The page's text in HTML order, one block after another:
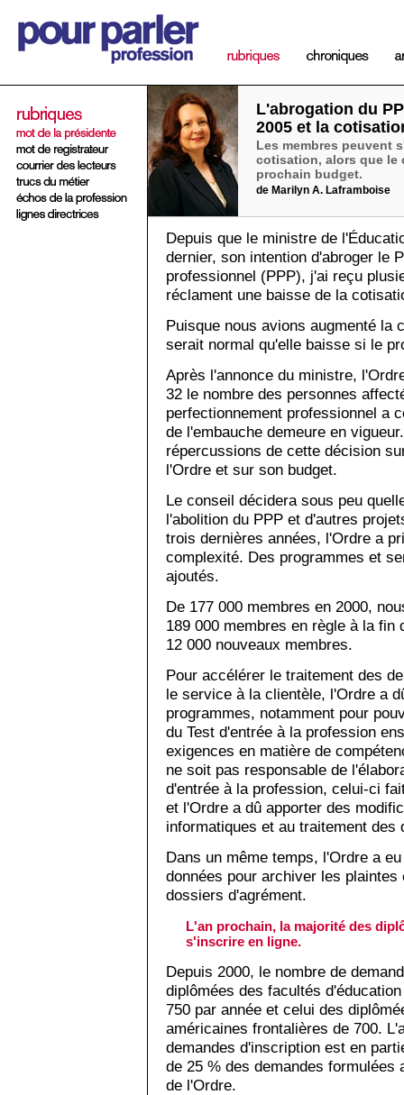
L'abrogation du
2005 et la
Les membres peuvent
cotisation, alors que le
prochain budget.
de Marilyn A. Laframboise
Depuis que le ministre de
dernier, son intention d'abroger le
professionnel (PPP), j'ai reçu
réclament une baisse de la
Puisque nous avions augmenté la
serait normal qu'elle baisse si le
Après l'annonce du ministre,
32 le nombre des personnes
perfectionnement professionnel a
de l'embauche demeure en
répercussions de cette décision
l'Ordre et sur son budget.
Le conseil décidera sous peu
l'abolition du PPP et d'autres
trois dernières années, l'Ordre a
complexité. Des programmes et
ajoutés.
De 177 000 membres en 2000,
189 000 membres en règle à la fin
12 000 nouveaux membres.
Pour accélérer le traitement des
le service à la clientèle, l'Ordre a
programmes, notamment pour
du Test d'entrée à la profession
exigences en matière de
ne soit pas responsable de
d'entrée à la profession, celui-ci
et l'Ordre a dû apporter des
informatiques et au traitement des
Dans un même temps, l'Ordre a
données pour archiver les
dossiers d'agrément.
L'an prochain, la majorité des
s'inscrire en ligne.
Depuis 2000, le nombre de
diplômées des facultés
750 par année et celui des
américaines frontalières de 700.
demandes d'inscription est en
de 25 % des demandes formulées
de l'Ordre.